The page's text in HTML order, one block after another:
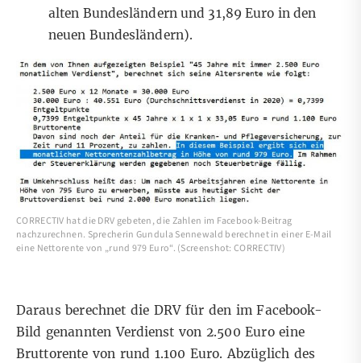
alten Bundesländern und 31,89 Euro in den
neuen Bundesländern).
CORRECTIV hat die DRV gebeten, die Zahlen im Facebook-Beitrag
nachzurechnen. Sprecherin Gundula Sennewald berechnet in einer E-Mail
eine Nettorente von „rund 979 Euro“. (Screenshot: CORRECTIV)
Daraus berechnet die DRV für den im Facebook-
Bild genannten Verdienst von 2.500 Euro eine
Bruttorente von rund 1.100 Euro. Abzüglich des